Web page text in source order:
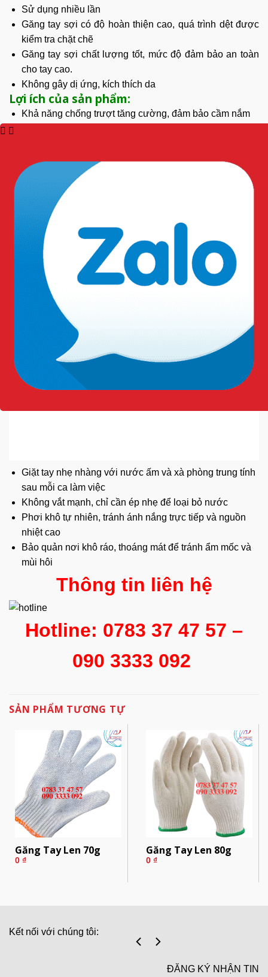
Sử dụng nhiều lần
Găng tay sợi có độ hoàn thiện cao, quá trình dệt được
kiểm tra chặt chẽ
Găng tay sợi chất lượng tốt, mức độ đảm bảo an toàn
cho tay cao.
Không gây dị ứng, kích thích da
Lợi ích của sản phẩm:
Khả năng chống trượt tăng cường, đảm bảo cầm nắm
Thiết kế thoáng mát, có khả năng thấm hút mồ hôi.
Tuổi thọ sản phẩm dài lâu.
Cách bảo quản găng tay đúng cách:
Giặt tay nhẹ nhàng với nước ấm và xà phòng trung tính
sau mỗi ca làm việc
Không vắt mạnh, chỉ cần ép nhẹ để loại bỏ nước
Phơi khô tự nhiên, tránh ánh nắng trực tiếp và nguồn
nhiệt cao
Bảo quản nơi khô ráo, thoáng mát để tránh ẩm mốc và
mùi hôi
Thông tin liên hệ
Hotline: 0783 37 47 57 –
090 3333 092
SẢN PHẨM TƯƠNG TỰ
Găng Tay Len 70g
0 ₫
Găng Tay Len 80g
0 ₫
Kết nối với chúng tôi:
ĐĂNG KÝ NHẬN TIN